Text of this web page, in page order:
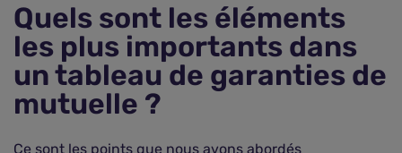
Quels sont les éléments
les plus importants dans
un tableau de garanties de
mutuelle ?
Ce sont les points que nous avons abordés